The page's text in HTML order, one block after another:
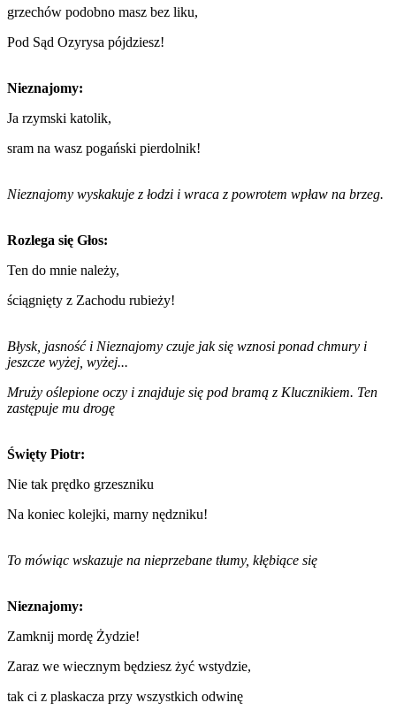
grzechów podobno masz bez liku,
Pod Sąd Ozyrysa pójdziesz!
Nieznajomy:
Ja rzymski katolik,
sram na wasz pogański pierdolnik!
Nieznajomy wyskakuje z łodzi i wraca z powrotem wpław na brzeg.
Rozlega się Głos:
Ten do mnie należy,
ściągnięty z Zachodu rubieży!
Błysk, jasność i Nieznajomy czuje jak się wznosi ponad chmury i
jeszcze wyżej, wyżej...
Mruży oślepione oczy i znajduje się pod bramą z Klucznikiem. Ten
zastępuje mu drogę
Święty Piotr:
Nie tak prędko grzeszniku
Na koniec kolejki, marny nędzniku!
To mówiąc wskazuje na nieprzebane tłumy, kłębiące się
Nieznajomy:
Zamknij mordę Żydzie!
Zaraz we wiecznym będziesz żyć wstydzie,
tak ci z plaskacza przy wszystkich odwinę